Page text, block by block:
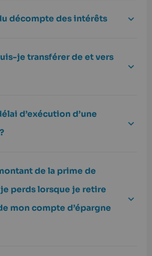
décompte des intérêts
je transférer de et vers
d’exécution d’une
de la prime de
perds lorsque je retire
mon compte d’épargne